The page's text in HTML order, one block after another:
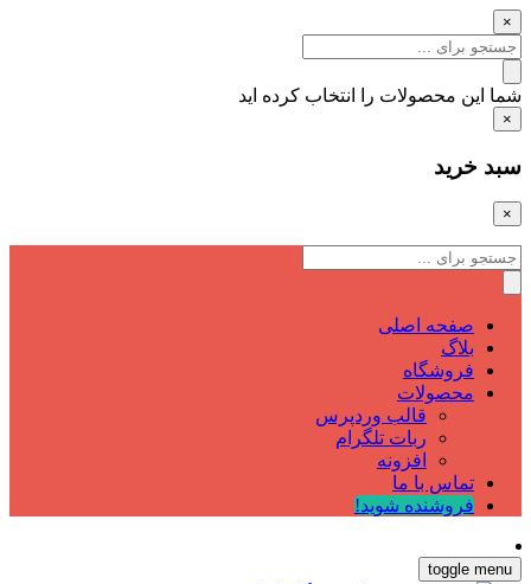
×
شما این محصولات را انتخاب کرده اید
×
سبد خرید
×
صفحه اصلی
بلاگ
فروشگاه
محصولات
قالب وردپرس
ربات تلگرام
افزونه
تماس با ما
فروشنده شوید!
toggle menu